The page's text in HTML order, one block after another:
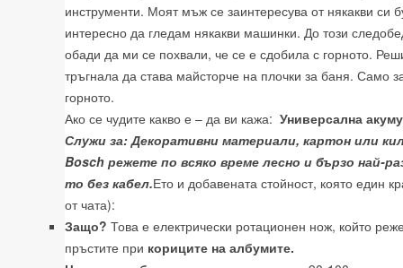
инструменти. Моят мъж се заинтересува от някакви си
интересно да гледам някакви машинки. До този
обади да ми се похвали, че се е сдобила с горното.
тръгнала да става майсторче на плочки за баня. Само
горното.
Ако се чудите какво е – да ви кажа: Универсална
Служи за: Декоративни материали, картон или
Bosch режете по всяко време лесно и бързо най-
то без кабел.Ето и добавената стойност, която един
от чата):
Защо? Това е електрически ротационен нож, който
пръстите при кориците на албумите.